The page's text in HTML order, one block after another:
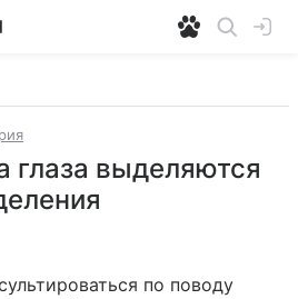
глаза выделяются
по поводу